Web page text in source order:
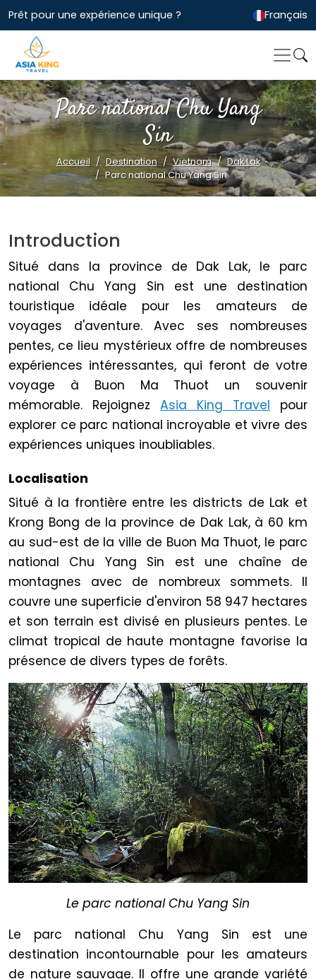
Prêt pour une expérience unique ? Français
Parc national Chu Yang
Sin
Accueil Destination Vietnam
Dak Lak
Parc national Chu Yang Sin
Introduction
Situé dans la province de Dak Lak, le parc
national Chu Yang Sin est une destination
touristique idéale pour les amateurs de
voyages d'aventure. Avec ses nombreuses
pentes, ce lieu mystérieux offre de nombreuses
expériences intéressantes, qui feront de votre
voyage à Buon Ma Thuot un souvenir
mémorable. Rejoignez Asia King Travel pour
explorer ce parc national incroyable et vivre des
expériences uniques inoubliables.
Localisation
Situé à la frontière entre les districts de Lak et
Krong Bong de la province de Dak Lak, à 60 km
au sud-est de la ville de Buon Ma Thuot, le parc
national Chu Yang Sin est une chaîne de
montagnes avec de nombreux sommets. Il
couvre une superficie d'environ 58 947 hectares
et son terrain est divisé en plusieurs pentes. Le
climat tropical de haute montagne favorise la
présence de divers types de forêts.
Le parc national Chu Yang Sin
Le parc national Chu Yang Sin est une
destination incontournable pour les amateurs
de nature sauvage. Il offre une grande variété